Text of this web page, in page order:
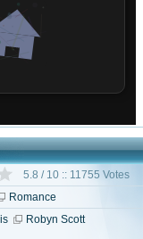
5.8 / 10 :: 11755 Votes
Romance
Robyn Scott